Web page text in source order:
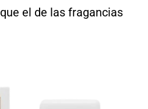
que el de las fragancias